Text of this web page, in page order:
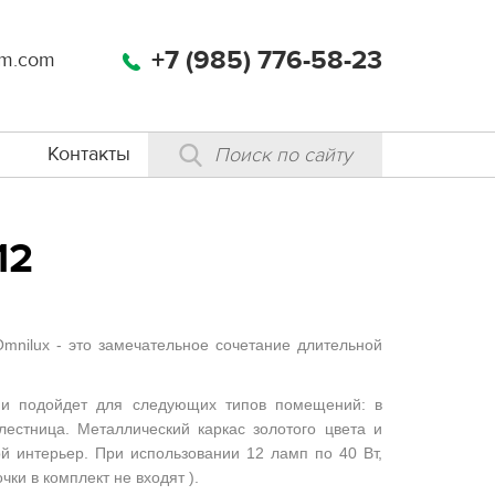
+7 (985) 776-58-23
Контакты
- это замечательное сочетание длительной
и подойдет для следующих типов помещений: в
Металлический каркас золотого цвета и
интерьер. При использовании 12 ламп по 40 Вт,
в комплект не входят ).